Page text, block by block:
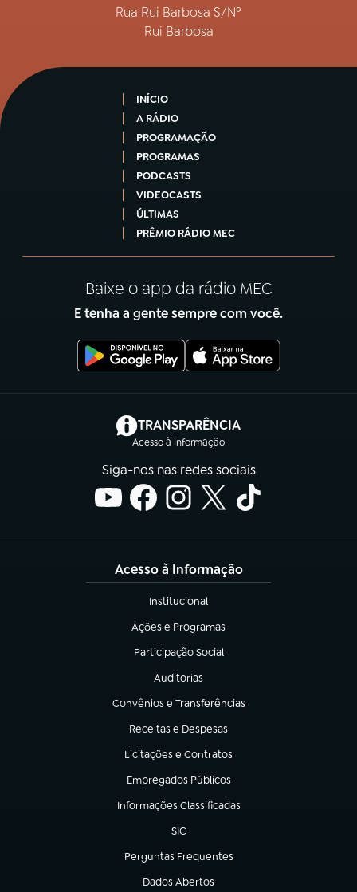
Rua Rui Barbosa S/Nº
Rui Barbosa
INÍCIO
A RÁDIO
PROGRAMAÇÃO
PROGRAMAS
PODCASTS
VIDEOCASTS
ÚLTIMAS
PRÊMIO RÁDIO MEC
Baixe o app da rádio MEC
E tenha a gente sempre com você.
TRANSPARÊNCIA
Acesso à Informação
(abre em nova aba)
Siga-nos nas redes sociais
Acesso à Informação
Institucional
(abre em nova aba)
Ações e Programas
(abre em nova aba)
Participação Social
(abre em nova aba)
Auditorias
(abre em nova aba)
Convênios e Transferências
(abre em nova aba)
Receitas e Despesas
(abre em nova aba)
Licitações e Contratos
(abre em nova aba)
Empregados Públicos
(abre em nova aba)
Informações Classificadas
(abre em nova aba)
SIC
(abre em nova aba)
Perguntas Frequentes
(abre em nova aba)
Dados Abertos
(abre em nova aba)